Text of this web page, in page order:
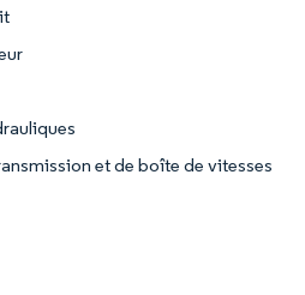
et de boîte de vitesses